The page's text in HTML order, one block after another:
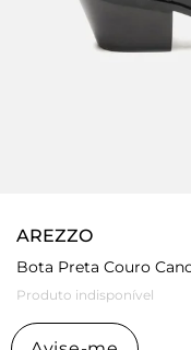
AREZZO
Bota Preta Couro
Produto indisponível